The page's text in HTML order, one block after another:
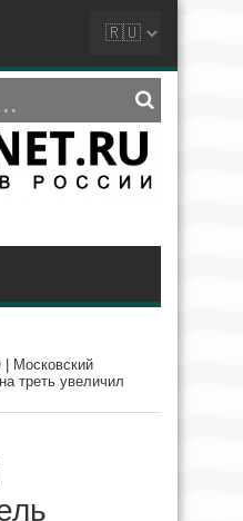
Московский
треть увеличил